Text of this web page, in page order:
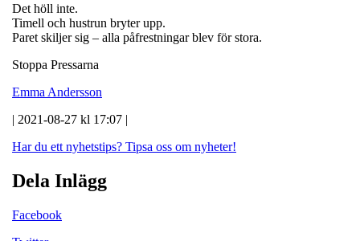
Det höll inte.
Timell och hustrun bryter upp.
Paret skiljer sig – alla påfrestningar blev för stora.
Stoppa Pressarna
Emma Andersson
| 2021-08-27 kl 17:07 |
Har du ett nyhetstips? Tipsa oss om nyheter!
Dela Inlägg
Facebook